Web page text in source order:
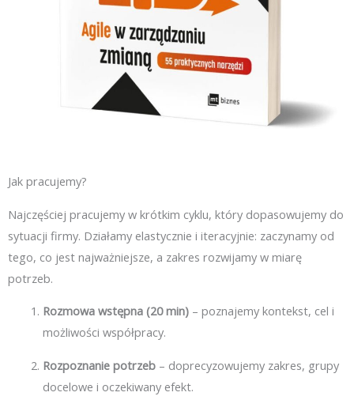
Jak pracujemy?
Najczęściej pracujemy w krótkim cyklu, który dopasowujemy do
sytuacji firmy. Działamy elastycznie i iteracyjnie: zaczynamy od
tego, co jest najważniejsze, a zakres rozwijamy w miarę
potrzeb.
Rozmowa wstępna (20 min)– poznajemy kontekst, cel i
możliwości współpracy.
Rozpoznanie potrzeb– doprecyzowujemy zakres, grupy
docelowe i oczekiwany efekt.